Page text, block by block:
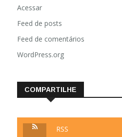
Acessar
Feed de posts
Feed de comentários
WordPress.org
COMPARTILHE
RSS